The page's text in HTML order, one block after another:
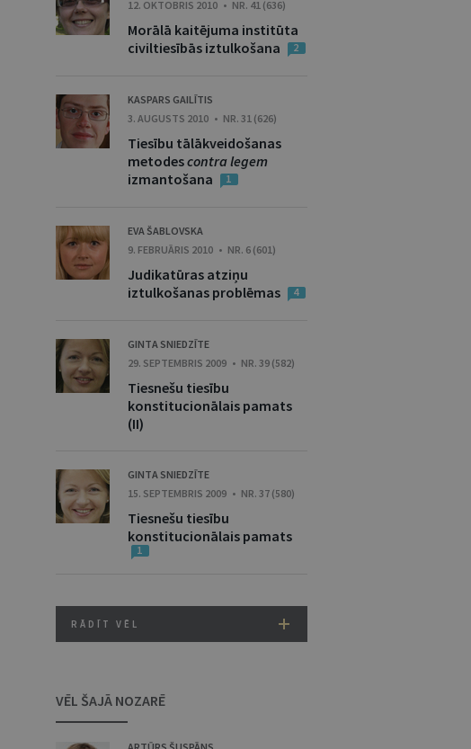
12. OKTOBRIS 2010 • NR. 41 (636)
Morālā kaitējuma institūta
civiltiesībās iztulkošana
2
KASPARS GAILĪTIS
3. AUGUSTS 2010 • NR. 31 (626)
Tiesību tālākveidošanas
metodescontra legem
izmantošana
1
EVA ŠABLOVSKA
9. FEBRUĀRIS 2010 • NR. 6 (601)
Judikatūras atziņu
iztulkošanas problēmas
4
GINTA SNIEDZĪTE
29. SEPTEMBRIS 2009 • NR. 39 (582)
Tiesnešu tiesību
konstitucionālais pamats
(II)
GINTA SNIEDZĪTE
15. SEPTEMBRIS 2009 • NR. 37 (580)
Tiesnešu tiesību
konstitucionālais pamats
1
RĀDĪT VĒL
VĒL ŠAJĀ NOZARĒ